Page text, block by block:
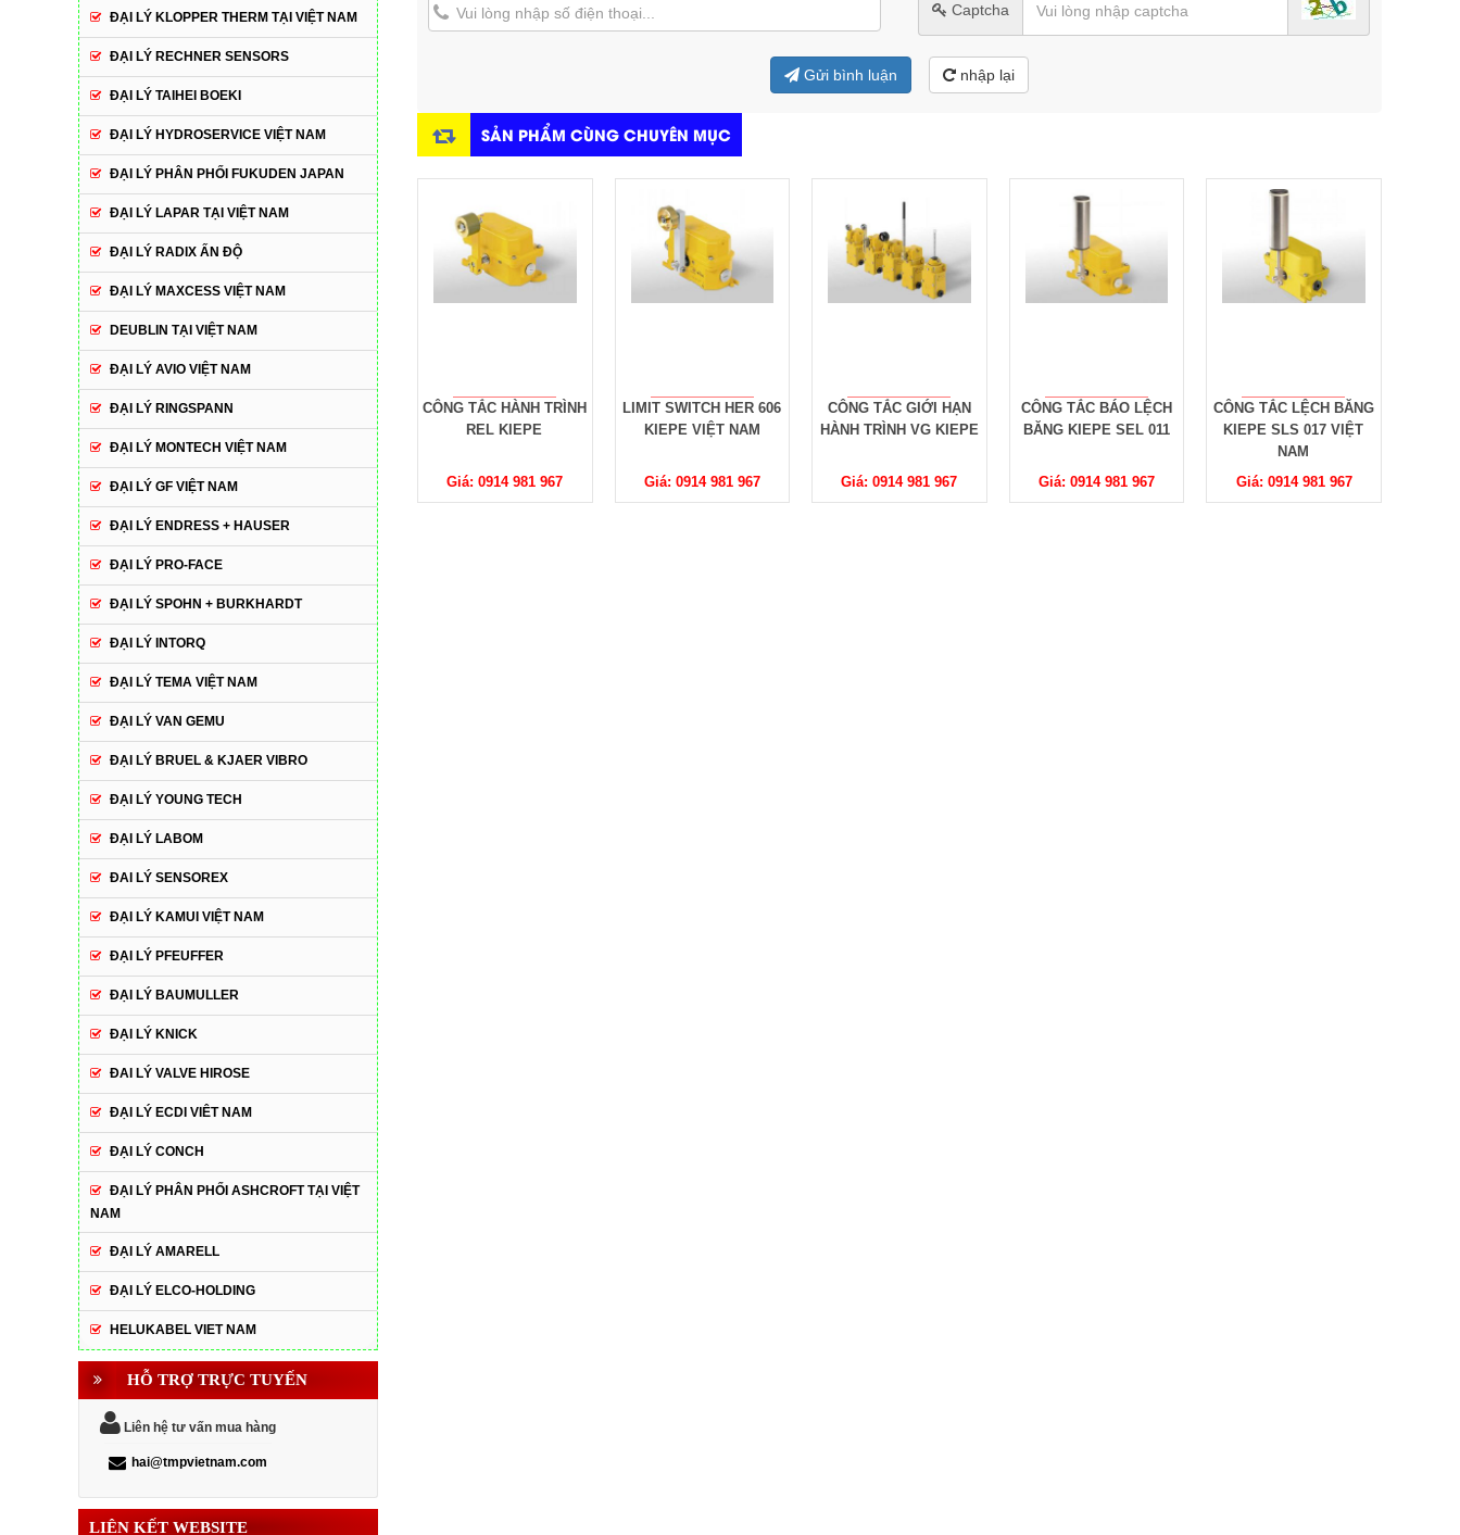
Captcha
Gửi bình luận nhập lại
SẢN PHẨM CÙNG CHUYÊN MỤC
CÔNG TẮC GIẬT DÂY
BĂNG TẢI KIEPE VIỆT
NAM
Giá: 0914 981 967
CÔNG TẮC HÀNH TRÌNH
REL KIEPE
LIMIT SWITCH HER 606
KIEPE VIỆT NAM
Giá: 0914 981 967
CÔNG TẮC GIỚI HẠN
HÀNH TRÌNH VG KIEPE
Giá: 0914 981 967
CÔNG TẮC BÁO LỆCH
BĂNG KIEPE SEL 011
Giá: 0914 981 967
CÔNG TẮC LỆCH BĂNG
KIEPE SLS 017 VIỆT
Giá: 0914 981 967
CÔNG TẮC CHỐNG LỆCH
BĂNG TẢI KIEPE HES
017
Giá: 0914 981 967
ĐẠI LÝ KLOPPER THERM TẠI VIỆT NAM
ĐẠI LÝ RECHNER SENSORS
ĐẠI LÝ TAIHEI BOEKI
ĐẠI LÝ HYDROSERVICE VIỆT NAM
ĐẠI LÝ PHÂN PHỐI FUKUDEN JAPAN
ĐẠI LÝ LAPAR TẠI VIỆT NAM
ĐẠI LÝ RADIX ẤN ĐỘ
ĐẠI LÝ MAXCESS VIỆT NAM
DEUBLIN TẠI VIỆT NAM
ĐẠI LÝ AVIO VIỆT NAM
ĐẠI LÝ RINGSPANN
ĐẠI LÝ MONTECH VIỆT NAM
ĐẠI LÝ GF VIỆT NAM
ĐẠI LÝ ENDRESS + HAUSER
ĐẠI LÝ PRO-FACE
ĐẠI LÝ SPOHN + BURKHARDT
ĐẠI LÝ INTORQ
ĐẠI LÝ TEMA VIỆT NAM
ĐẠI LÝ VAN GEMU
ĐẠI LÝ BRUEL & KJAER VIBRO
ĐẠI LÝ YOUNG TECH
ĐẠI LÝ LABOM
ĐAI LÝ SENSOREX
ĐẠI LÝ KAMUI VIỆT NAM
ĐẠI LÝ PFEUFFER
ĐẠI LÝ BAUMULLER
ĐẠI LÝ KNICK
ĐAI LÝ VALVE HIROSE
ĐẠI LÝ ECDI VIÊT NAM
ĐẠI LÝ CONCH
ĐẠI LÝ PHÂN PHỐI ASHCROFT TẠI VIỆT
NAM
ĐẠI LÝ AMARELL
ĐẠI LÝ ELCO-HOLDING
HELUKABEL VIET NAM
HỖ TRỢ TRỰC TUYẾN
Liên hệ tư vấn mua hàng
hai@tmpvietnam.com
LIÊN KẾT WEBSITE